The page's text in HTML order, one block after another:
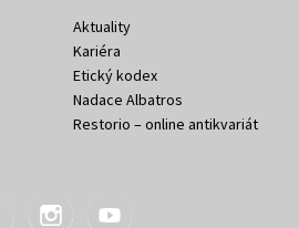
Aktuality
Kariéra
Etický kodex
Nadace Albatros
Restorio – online antikvariát